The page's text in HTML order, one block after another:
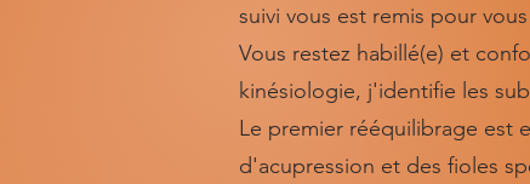
suivi vous est remis pour
Vous restez habillé(e) et
kinésiologie, j'identifie les
Le premier rééquilibrage est
d'acupression et des fioles